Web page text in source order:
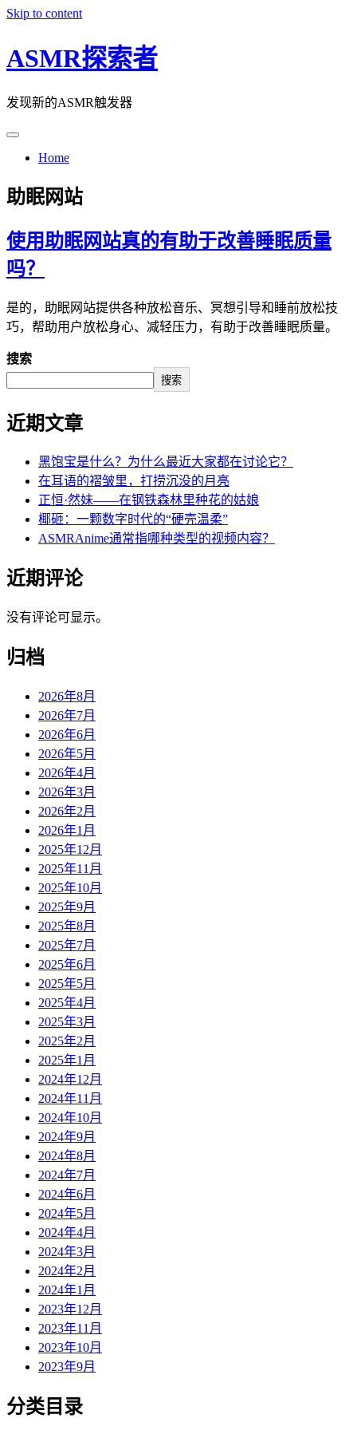
Skip to content
ASMR探索者
发现新的ASMR触发器
Home
助眠网站
使用助眠网站真的有助于改善睡眠质量
吗？
是的，助眠网站提供各种放松音乐、冥想引导和睡前放松技
巧，帮助用户放松身心、减轻压力，有助于改善睡眠质量。
搜索
搜索
近期文章
黑饱宝是什么？为什么最近大家都在讨论它？
在耳语的褶皱里，打捞沉没的月亮
正恒·然妹——在钢铁森林里种花的姑娘
椰砸：一颗数字时代的“硬壳温柔”
ASMRAnime通常指哪种类型的视频内容？
近期评论
没有评论可显示。
归档
2026年8月
2026年7月
2026年6月
2026年5月
2026年4月
2026年3月
2026年2月
2026年1月
2025年12月
2025年11月
2025年10月
2025年9月
2025年8月
2025年7月
2025年6月
2025年5月
2025年4月
2025年3月
2025年2月
2025年1月
2024年12月
2024年11月
2024年10月
2024年9月
2024年8月
2024年7月
2024年6月
2024年5月
2024年4月
2024年3月
2024年2月
2024年1月
2023年12月
2023年11月
2023年10月
2023年9月
分类目录